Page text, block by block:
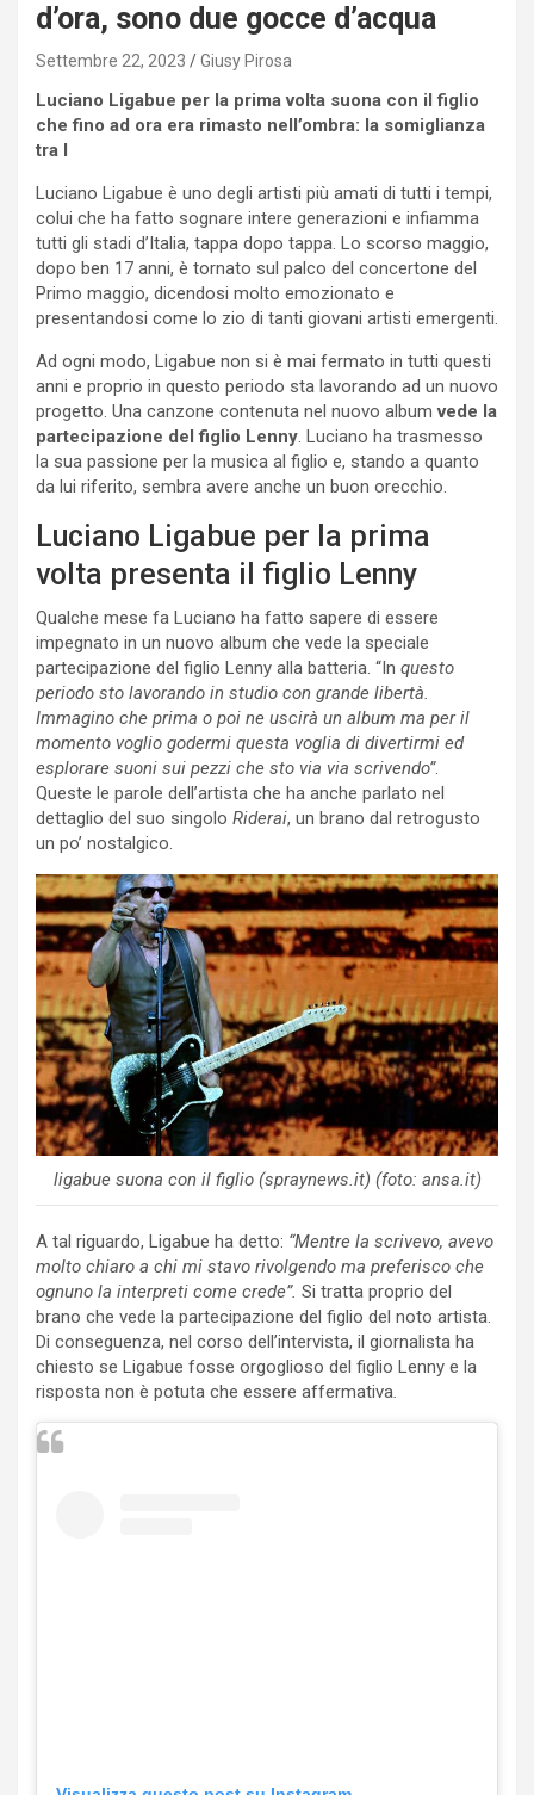
d’ora, sono due gocce d’acqua
Settembre 22, 2023 Giusy Pirosa
Luciano Ligabue per la prima volta suona con il figlio
che fino ad ora era rimasto nell’ombra: la somiglianza
tra l
Luciano Ligabue è uno degli artisti più amati di tutti i tempi,
colui che ha fatto sognare intere generazioni e infiamma
tutti gli stadi d’Italia, tappa dopo tappa. Lo scorso maggio,
dopo ben 17 anni, è tornato sul palco del concertone del
Primo maggio, dicendosi molto emozionato e
presentandosi come lo zio di tanti giovani artisti emergenti.
Ad ogni modo, Ligabue non si è mai fermato in tutti questi
anni e proprio in questo periodo sta lavorando ad un nuovo
progetto. Una canzone contenuta nel nuovo albumvede la
partecipazione del figlio Lenny. Luciano ha trasmesso
la sua passione per la musica al figlio e, stando a quanto
da lui riferito, sembra avere anche un buon orecchio.
Luciano Ligabue per la prima
volta presenta il figlio Lenny
Qualche mese fa Luciano ha fatto sapere di essere
impegnato in un nuovo album che vede la speciale
partecipazione del figlio Lenny alla batteria. “In questo
periodo sto lavorando in studio con grande libertà.
Immagino che prima o poi ne uscirà un album ma per il
momento voglio godermi questa voglia di divertirmi ed
esplorare suoni sui pezzi che sto via via scrivendo”.
Queste le parole dell’artista che ha anche parlato nel
dettaglio del suo singolo Riderai, un brano dal retrogusto
un po’ nostalgico.
ligabue suona con il figlio (spraynews.it) (foto: ansa.it)
A tal riguardo, Ligabue ha detto: “Mentre la scrivevo, avevo
molto chiaro a chi mi stavo rivolgendo ma preferisco che
ognuno la interpreti come crede”. Si tratta proprio del
brano che vede la partecipazione del figlio del noto artista.
Di conseguenza, nel corso dell’intervista, il giornalista ha
chiesto se Ligabue fosse orgoglioso del figlio Lenny e la
risposta non è potuta che essere affermativa.